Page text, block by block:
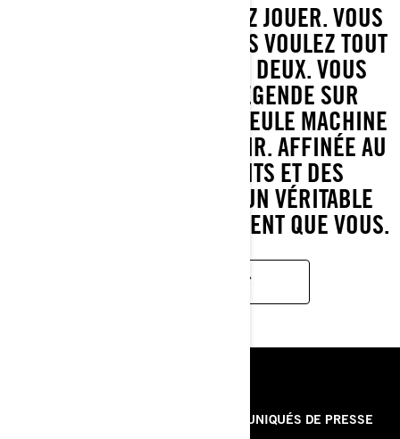
FAIRE TOUT. VOUS VOULEZ JOUER. VOUS
VOULEZ TRAVAILLER. VOUS VOULEZ TOUT
CE QU'IL Y A ENTRE LES DEUX. VOUS
AVEZ BESOIN D'UNE LÉGENDE SUR
ROUES. IL N'Y A QU'UNE SEULE MACHINE
CONÇUE POUR Y PARVENIR. AFFINÉE AU
FIL DES RAFFINEMENTS ET DES
REMANIEMENTS, C'EST UN VÉRITABLE
ORIGINAL, AUSSI POLYVALENT QUE VOUS.
EN SAVOIR PLUS
COMMUNIQUÉS DE PRESSE